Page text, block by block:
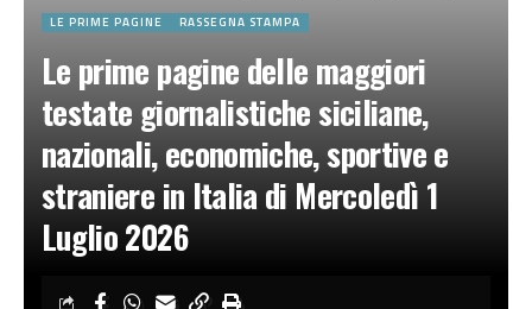
LE PRIME PAGINE RASSEGNA STAMPA
Le prime pagine delle maggiori
testate giornalistiche siciliane,
nazionali, economiche, sportive e
straniere in Italia di Mercoledì 1
Luglio 2026